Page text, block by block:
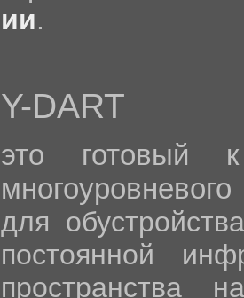
ии.
Y-DART
это готовый
для
постоянной
пространства